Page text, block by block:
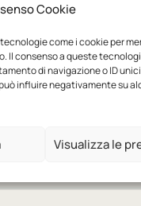
Cookie
come i cookie per
Il consenso a queste
di navigazione o ID
influire negativamente su
Visualizza le